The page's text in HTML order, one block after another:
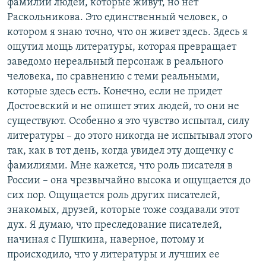
фамилий людей, которые живут, но нет
Раскольникова. Это единственный человек, о
котором я знаю точно, что он живет здесь. Здесь я
ощутил мощь литературы, которая превращает
заведомо нереальный персонаж в реального
человека, по сравнению с теми реальными,
которые здесь есть. Конечно, если не придет
Достоевский и не опишет этих людей, то они не
существуют. Особенно я это чувство испытал, силу
литературы – до этого никогда не испытывал этого
так, как в тот день, когда увидел эту дощечку с
фамилиями. Мне кажется, что роль писателя в
России – она чрезвычайно высока и ощущается до
сих пор. Ощущается роль других писателей,
знакомых, друзей, которые тоже создавали этот
дух. Я думаю, что преследование писателей,
начиная с Пушкина, наверное, потому и
происходило, что у литературы и лучших ее